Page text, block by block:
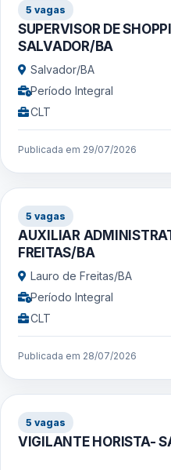
5 vagas
SUPERVISOR DE
SALVADOR/BA
Salvador/BA
Período Integral
CLT
Publicada em 29/07/2026
5 vagas
AUXILIAR
FREITAS/BA
Lauro de Freitas/BA
Período Integral
CLT
Publicada em 28/07/2026
5 vagas
VIGILANTE HORISTA-